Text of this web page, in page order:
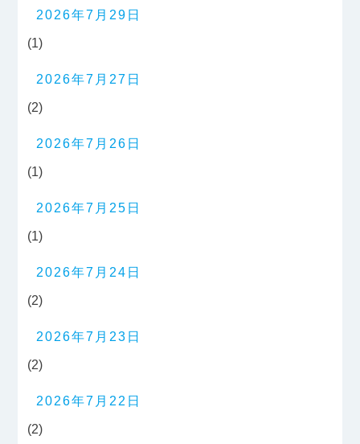
2026年7月29日
(1)
2026年7月27日
(2)
2026年7月26日
(1)
2026年7月25日
(1)
2026年7月24日
(2)
2026年7月23日
(2)
2026年7月22日
(2)